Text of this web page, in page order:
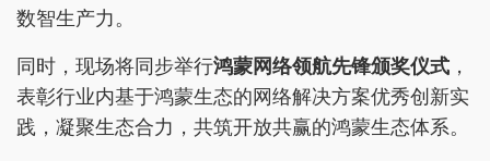
数智生产力。
同时，现场将同步举行鸿蒙网络领航先锋颁奖仪式 ，
表彰行业内基于鸿蒙生态的网络解决方案优秀创新实
践，凝聚生态合力，共筑开放共赢的鸿蒙生态体系。